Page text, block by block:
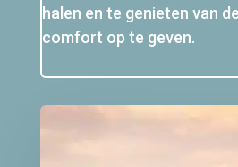
halen en te genieten van
comfort op te geven.